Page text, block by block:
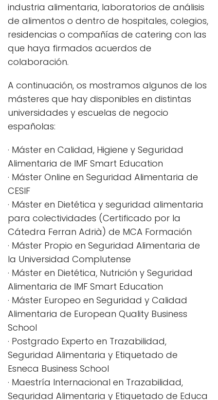
industria alimentaria, laboratorios de análisis
de alimentos o dentro de hospitales, colegios,
residencias o compañías de catering con las
que haya firmados acuerdos de
colaboración.
A continuación, os mostramos algunos de los
másteres que hay disponibles en distintas
universidades y escuelas de negocio
españolas:
· Máster en Calidad, Higiene y Seguridad
Alimentaria de IMF Smart Education
· Máster Online en Seguridad Alimentaria de
CESIF
· Máster en Dietética y seguridad alimentaria
para colectividades (Certificado por la
Cátedra Ferran Adrià) de MCA Formación
· Máster Propio en Seguridad Alimentaria de
la Universidad Complutense
· Máster en Dietética, Nutrición y Seguridad
Alimentaria de IMF Smart Education
· Máster Europeo en Seguridad y Calidad
Alimentaria de European Quality Business
School
· Postgrado Experto en Trazabilidad,
Seguridad Alimentaria y Etiquetado de
Esneca Business School
· Maestría Internacional en Trazabilidad,
Seguridad Alimentaria y Etiquetado de Educa